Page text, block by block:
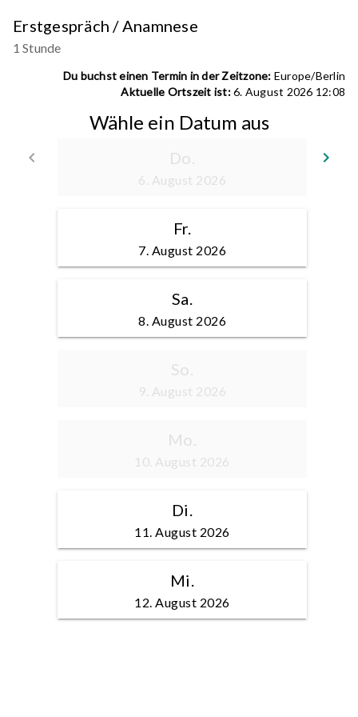
Erstgespräch / Anamnese
1 Stunde
Du buchst einen Termin in der Zeitzone: Europe/Berlin
Aktuelle Ortszeit ist:6. August 2026 12:08
Wähle ein Datum aus
keyboard_arrow_left
keyboard_arrow_right
Do.
6. August 2026
Fr.
7. August 2026
Sa.
8. August 2026
So.
9. August 2026
Mo.
10. August 2026
Di.
11. August 2026
Mi.
12. August 2026